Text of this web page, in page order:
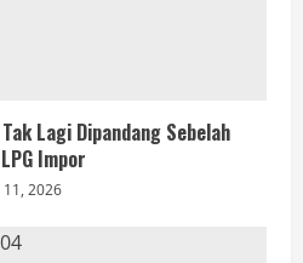
Lagi Dipandang Sebelah
Impor
11, 2026